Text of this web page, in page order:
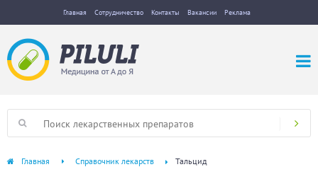
Главная Сотрудничество Контакты Вакансии Реклама
Главная Справочник лекарств Тальцид